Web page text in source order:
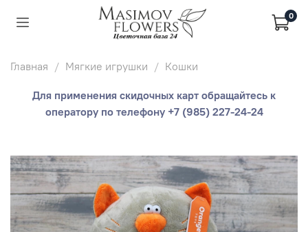
0
Главная Мягкие игрушки Кошки
Для применения скидочных карт обращайтесь к
оператору по телефону +7 (985) 227-24-24